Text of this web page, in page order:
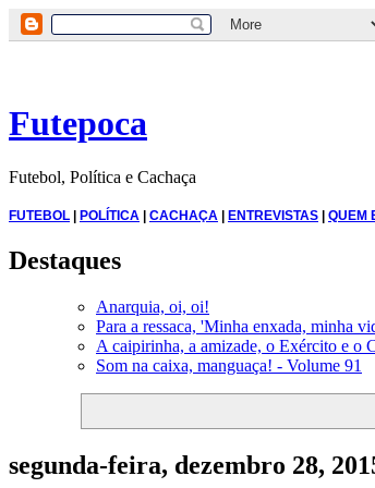
Futepoca
Futebol, Política e Cachaça
FUTEBOL | POLÍTICA | CACHAÇA | ENTREVISTAS | QUEM
Destaques
Anarquia, oi, oi!
Para a ressaca, 'Minha enxada, minha
A caipirinha, a amizade, o Exército e o
Som na caixa, manguaça! - Volume 91
segunda-feira, dezembro 28,